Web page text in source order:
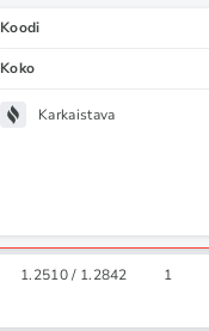
Koodi
Koko
Karkaistava
1.2510 / 1.2842 1